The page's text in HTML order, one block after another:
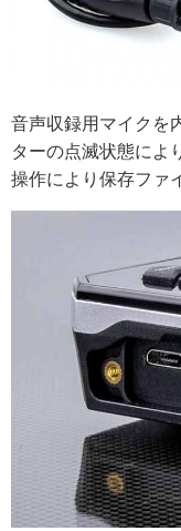
音声収録用マイクを
ターの点滅状態によ
操作により保存ファ